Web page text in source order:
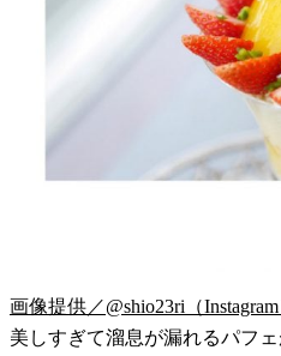
画像提供／@shio23ri（Instagram
美しすぎて溜息が漏れるパフ